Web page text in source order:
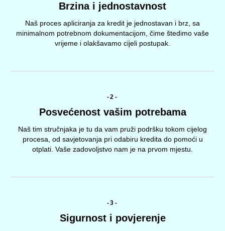
Brzina i jednostavnost
Naš proces apliciranja za kredit je jednostavan i brz, sa
minimalnom potrebnom dokumentacijom, čime štedimo vaše
vrijeme i olakšavamo cijeli postupak.
-2-
Posvećenost vašim potrebama
Naš tim stručnjaka je tu da vam pruži podršku tokom cijelog
procesa, od savjetovanja pri odabiru kredita do pomoći u
otplati. Vaše zadovoljstvo nam je na prvom mjestu.
-3-
Sigurnost i povjerenje